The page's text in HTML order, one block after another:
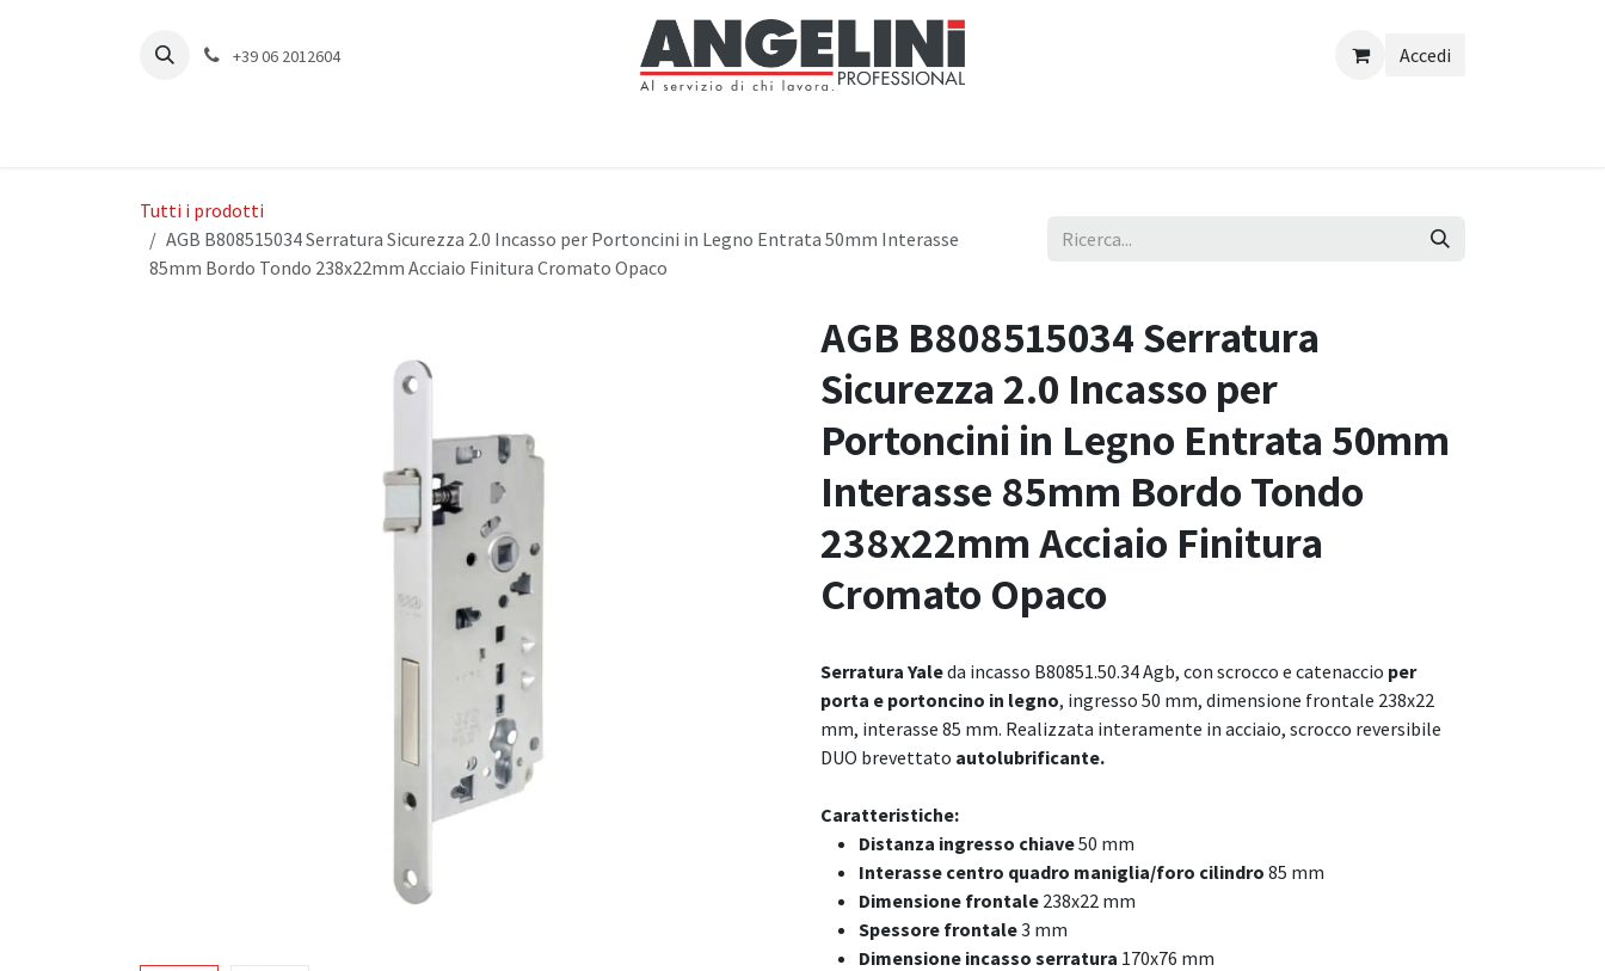
+39 06 2012604 Accedi
Tutti i prodotti
AGB B808515034 Serratura Sicurezza 2.0 Incasso per Portoncini in Legno Entrata 50mm Interasse
85mm Bordo Tondo 238x22mm Acciaio Finitura Cromato Opaco
AGB B808515034 Serratura
Sicurezza 2.0 Incasso per
Portoncini in Legno Entrata 50mm
Interasse 85mm Bordo Tondo
238x22mm Acciaio Finitura
Cromato Opaco
Serratura Yaleda incasso B80851.50.34 Agb, con scrocco e catenaccio per
porta e portoncino in legno, ingresso 50 mm, dimensione frontale 238x22
mm, interasse 85 mm. Realizzata interamente in acciaio, scrocco reversibile
DUO brevettato autolubrificante.
Caratteristiche:
Distanza ingresso chiave50 mm
Interasse centro quadro maniglia/foro cilindro 85 mm
Dimensione frontale 238x22 mm
Spessore frontale3 mm
Dimensione incasso serratura 170x76 mm